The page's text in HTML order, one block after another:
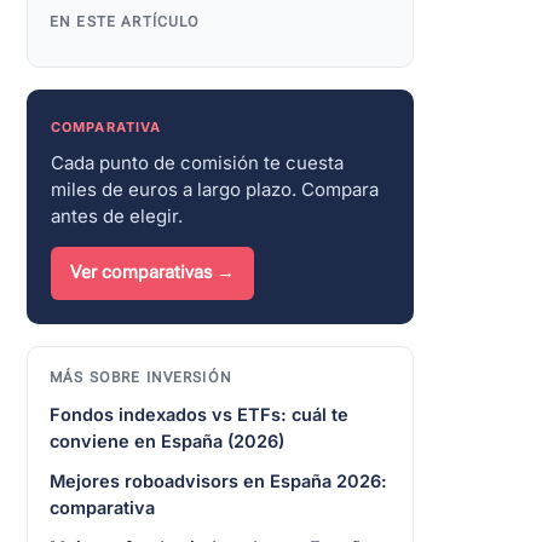
EN ESTE ARTÍCULO
COMPARATIVA
Cada punto de comisión te cuesta
miles de euros a largo plazo. Compara
antes de elegir.
Ver comparativas →
MÁS SOBRE INVERSIÓN
Fondos indexados vs ETFs: cuál te
conviene en España (2026)
Mejores roboadvisors en España 2026:
comparativa